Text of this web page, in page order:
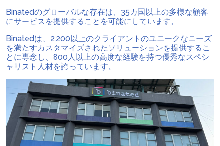
Binatedのグローバルな存在は、35カ国以上の多様な顧客
にサービスを提供することを可能にしています。
Binatedは、2,200以上のクライアントのユニークなニーズ
を満たすカスタマイズされたソリューションを提供するこ
とに専念し、800人以上の高度な経験を持つ優秀なスペシ
ャリスト人材を誇っています。